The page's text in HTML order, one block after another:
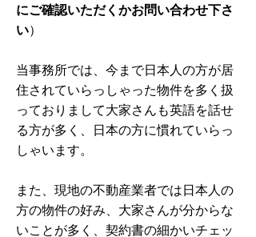
にご確認いただくかお問い合わせ下さ
い）
当事務所では、今まで日本人の方が居
住されていらっしゃった物件を多く扱
っておりまして大家さんも英語を話せ
る方が多く、日本の方に慣れていらっ
しゃいます。
また、現地の不動産業者では日本人の
方の物件の好み、大家さんが分からな
いことが多く、契約書の細かいチェッ